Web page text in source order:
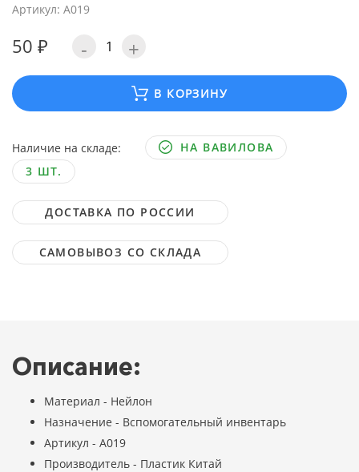
Артикул: А019
50 ₽ - +
В КОРЗИНУ
Наличие на складе:
НА ВАВИЛОВА
3 ШТ.
ДОСТАВКА ПО РОССИИ
САМОВЫВОЗ СО СКЛАДА
Описание:
Материал - Нейлон
Назначение - Вспомогательный инвентарь
Артикул - А019
Производитель - Пластик Китай